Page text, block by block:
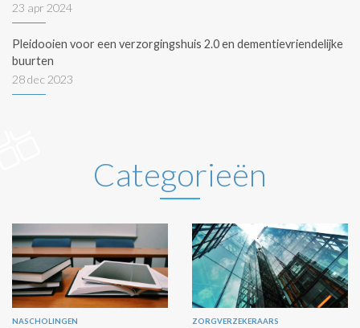
23 apr 2024
Pleidooien voor een verzorgingshuis 2.0 en dementievriendelijke
buurten
28 dec 2023
Categorieën
NASCHOLINGEN ZORGVERZEKERAARS